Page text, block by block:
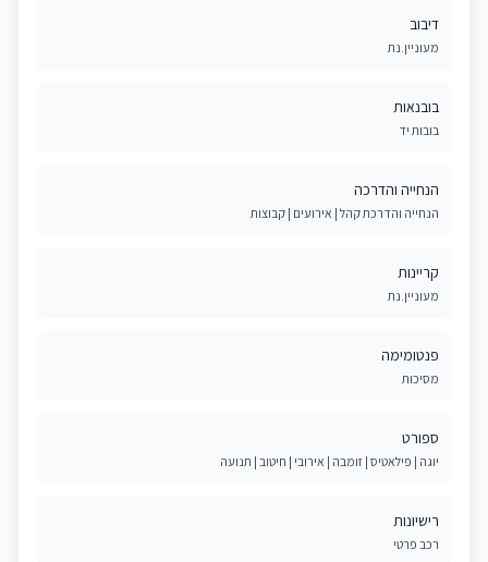
דיבוב
מעוניין.נת
בובנאות
בובות יד
הנחייה והדרכה
הנחייה והדרכת קהל | אירועים | קבוצות
קריינות
מעוניין.נת
פנטומימה
מסיכות
ספורט
יוגה | פילאטיס | זומבה | אירובי | חיטוב | תנועה
רישיונות
רכב פרטי